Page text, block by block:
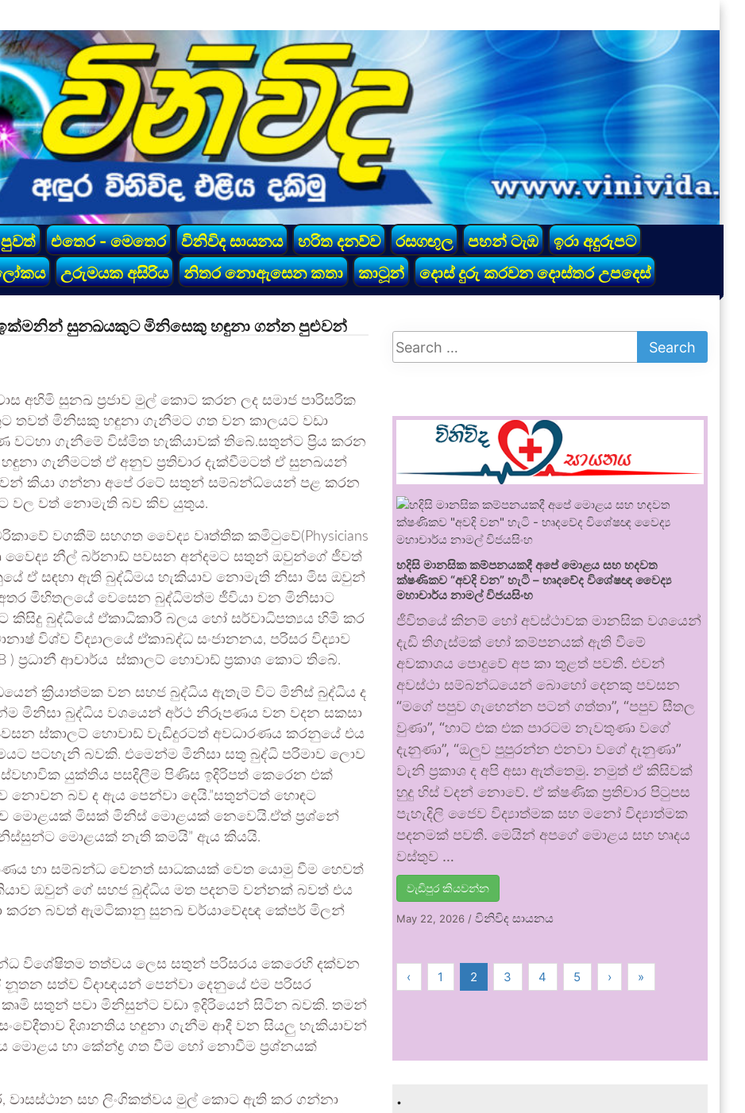
එතෙර - මෙතෙර විනිවිද සායනය හරිත දනව්ව රසගඟුල පහන් ටැඹ
ඉරා අදුරුපට
උරුමයක අසිරිය නිතර නොඇසෙන කතා කාටූන් දොස් දුරු කරවන දොස්තර උපදෙස්
සුනඛයකුට මිනිසෙකු හඳුනා ගන්න පුළුවන්
අහිමි සුනඛ ප්‍රජාව මුල් කොට කරන ලද සමාජ පාරිසරික
මිනිසකු හඳුනා ගැනීමට ගත වන කාලයට වඩා
ගැනීමේ විස්මිත හැකියාවක් තිබේ.සතුන්ට ප්‍රිය කරන
ගැනීමටත් ඒ අනුව ප්‍රතිචාර දැක්වීමටත් ඒ සුනඛයන්
කියා ගන්නා අපේ රටේ සතුන් සම්බන්ධ්යෙන් පළ කරන
වල වත් නොමැති බව කිව යුතුය.
වගකීම් සහගත වෛද්‍ය වෘත්තික කමිටුවේ(Physicians
වෛද්‍ය නීල් බර්නාඩ් පවසන අන්දමට සතුන් ඔවුන්ගේ ජීවත්
ඒ සඳහා ඇති බුද්ධිමය හැකියාව නොමැති නිසා මිස ඔවුන්
මිහිතලයේ වෙසෙන බුද්ධිමත්ම ජීවියා වන මිනිසාට
බුද්ධියේ ඒකාධිකාරී බලය හෝ සර්වාධිපත්‍යය හිමි කර
විශ්ව විද්‍යාලයේ ඒකාබද්ධ සංජානනය, පරිසර විද්‍යාව
ප්‍රධානී ආචාර්ය ස්කාලට් හොවාඩ් ප්‍රකාශ කොට තිබේ.
ක්‍රියාත්මක වන සහජ බුද්ධිය ඇතැම් විට මිනිස් බුද්ධිය ද
මිනිසා බුද්ධිය වශයෙන් අර්ථ නිරූපණය වන වදන සකසා
ස්කාලට් හොවාඩ් වැඩිදුරටත් අවධාරණය කරනුයේ එය
පටහැනි බවකි. එමෙන්ම මිනිසා සතු බුද්ධි පරිමාව ලොව
යුක්තිය පසදිලීම පිණිස ඉදිරිපත් කෙරෙන එක්
බව ද ඇය පෙන්වා දෙයි.”සතුන්ටත් හොඳට
මොළයක් මිසක් මිනිස් මොළයක් නෙවෙයි.ඒත් ප්‍රශ්නේ
මොළයක් නැති කමයි” ඇය කියයි.
හා සම්බන්ධ වෙනත් සාධකයක් වෙත යොමු වීම හෙවත්
ඔවුන් ගේ සහජ බුද්ධිය මත පදනම් වන්නක් බවත් එය
කරන බවත් ඇමටිකානු සුනඛ චර්යාවේදඥ කේපර් මිලන්
විශේෂිතම තත්වය ලෙස සතුන් පරිසරය කෙරෙහි දක්වන
සත්ව විදාඥයන් පෙන්වා දෙනුයේ එම පරිසර
සතුන් පවා මිනිසුන්ට වඩා ඉදිරියෙන් සිටින බවකි. තමන්
දිශානතිය හඳුනා ගැනීම ආදී වන සියලු හැකියාවන්
මොළය හා කේන්ද්‍ර ගත වීම හෝ නොවීම ප්‍රශ්නයක්
වාසස්ථාන සහ ලිංගිකත්වය මුල් කොට ඇති කර ගන්නා
හදිසි මානසික කම්පනයකදී අපේ මොළය සහ හදවත
ක්ෂණිකව “අවදි වන” හැටි – හෘදවේද විශේෂඥ වෛද්‍ය
මහාචාර්ය නාමල් විජයසිංහ
ජීවිතයේ කිනම් හෝ අවස්ථාවක මානසික වශයෙන්
දැඩි තිගැස්මක් හෝ කම්පනයක් ඇති වීමේ
අවකාශය පොදුවේ අප කා තුළත් පවතී. එවන්
අවස්ථා සම්බන්ධයෙන් බොහෝ දෙනකු පවසන
“මගේ පපුව ගැහෙන්න පටන් ගත්තා”, “පපුව සීතල
වුණා”, “හාට් එක එක පාරටම නැවතුණා වගේ
දැනුණා”, “ඔලුව පුපුරන්න එනවා වගේ දැනුණා”
වැනි ප්‍රකාශ ද අපි අසා ඇත්තෙමු. නමුත් ඒ කිසිවක්
හුදු හිස් වදන් නොවේ. ඒ ක්ෂණික ප්‍රතිචාර පිටුපස
පැහැදිලි ජෛව විද්‍යාත්මක සහ මනෝ විද්‍යාත්මක
පදනමක් පවතී. මෙයින් අපගේ මොළය සහ හෘදය
වස්තුව …
වැඩිපුර කියවන්න
May 22, 2026 /විනිවිද සායනය
‹ 1 2 3 4 5 › »
.